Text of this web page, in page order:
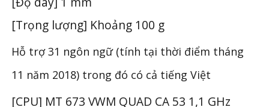
[Trọng lượng] Khoảng 100 g
Hỗ trợ 31 ngôn ngữ (tính tại thời điểm tháng
11 năm 2018) trong đó có cả tiếng Việt
[CPU] MT 673 VWM QUAD CA 53 1,1 GHz